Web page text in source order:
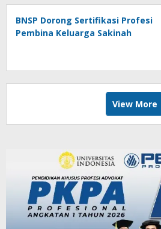
BNSP Dorong Sertifikasi Profesi
Pembina Keluarga Sakinah
View More